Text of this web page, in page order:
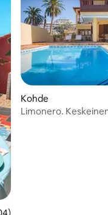
Kohde
Limonero.